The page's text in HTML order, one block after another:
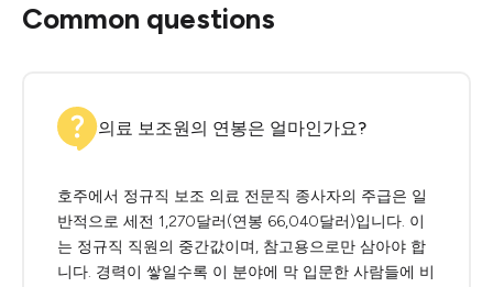
Common questions
의료 보조원의 연봉은 얼마인가요?
호주에서 정규직 보조 의료 전문직 종사자의 주급은 일
반적으로 세전 1,270달러(연봉 66,040달러)입니다. 이
는 정규직 직원의 중간값이며, 참고용으로만 삼아야 합
니다. 경력이 쌓일수록 이 분야에 막 입문한 사람들에 비